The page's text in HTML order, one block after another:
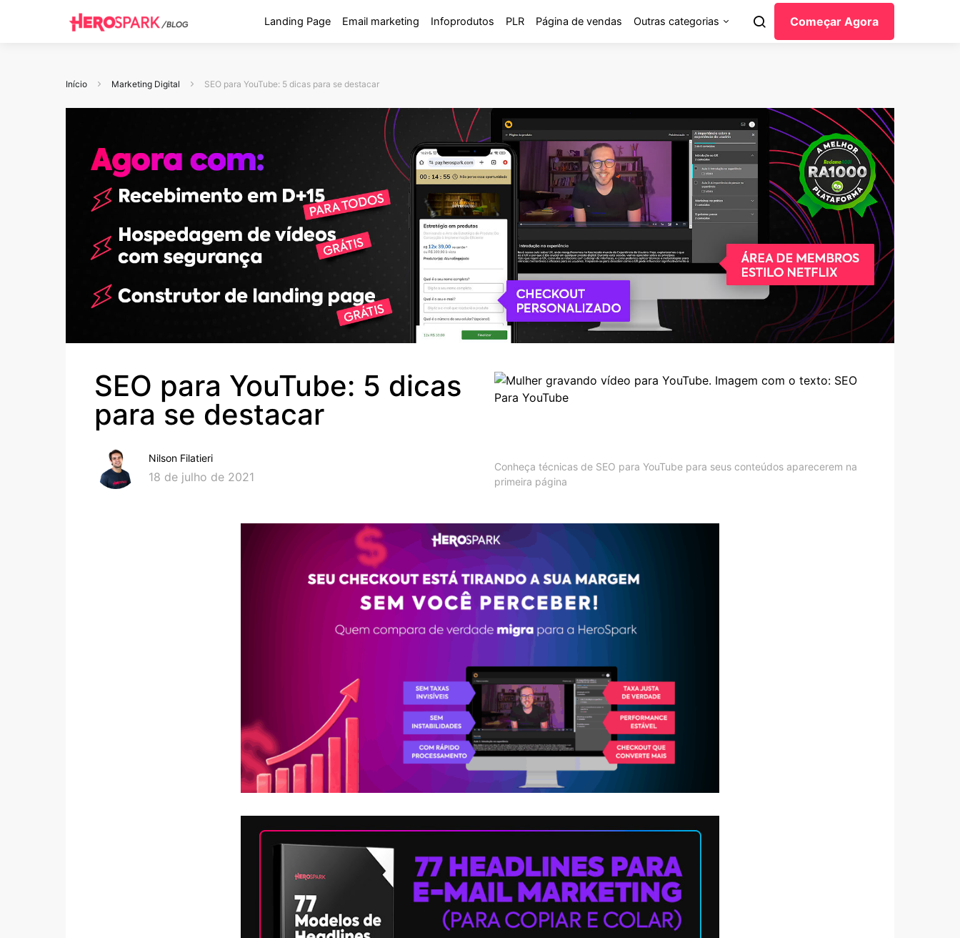
Landing Page Email marketing Infoprodutos PLR Página de vendas Outras categorias Começar Agora
Início Marketing Digital SEO para YouTube: 5 dicas para se destacar
SEO para YouTube: 5 dicas
para se destacar
Nilson Filatieri
18 de julho de 2021
Conheça técnicas de SEO para YouTube para seus conteúdos aparecerem na
primeira página